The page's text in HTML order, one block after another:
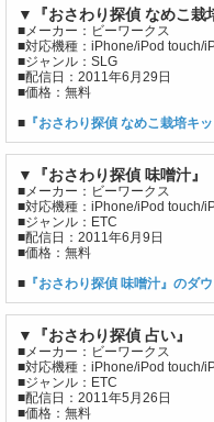
▼『おさわり探偵 なめこ栽
■メーカー：ビーワークス
■対応機種：iPhone/iPod touch/
■ジャンル：SLG
■配信日：2011年6月29日
■価格：無料
■ 『おさわり探偵 なめこ栽培キ
▼『おさわり探偵 味噌汁』
■メーカー：ビーワークス
■対応機種：iPhone/iPod touch/
■ジャンル：ETC
■配信日：2011年6月9日
■価格：無料
■ 『おさわり探偵 味噌汁』のダ
▼『おさわり探偵 占い』
■メーカー：ビーワークス
■対応機種：iPhone/iPod touch/
■ジャンル：ETC
■配信日：2011年5月26日
■価格：無料